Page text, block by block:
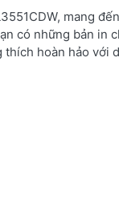
mang
có những bản in
hoàn hảo với